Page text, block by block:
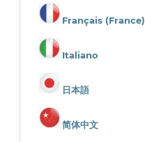
Français (France)
Italiano
日本語
简体中文